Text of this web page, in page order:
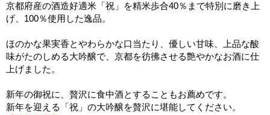
京都府産の酒造好適米「祝」を精米歩合40％まで特別に磨き上
げ、100％使用した逸品。
ほのかな果実香とやわらかな口当たり、優しい甘味、上品な酸
味がたのしめる大吟醸で、京都を彷彿させる艶やかなお酒に仕
上げました。
新年の御祝に、贅沢に食中酒とすることもお薦めです。
新年を迎える「祝」の大吟醸を贅沢に堪能してください。